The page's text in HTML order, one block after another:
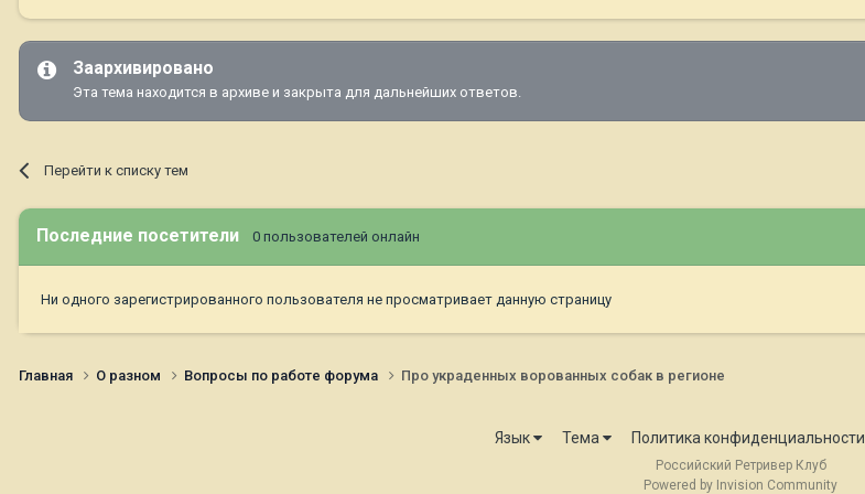
Заархивировано
Эта тема находится в архиве и закрыта для дальнейших ответов.
Перейти к списку тем
Последние посетители 0 пользователей онлайн
Ни одного зарегистрированного пользователя не просматривает данную страницу
Главная О разном Вопросы по работе форума Про украденных ворованных собак в регионе
Язык Тема Политика конфиденциальности
Российский Ретривер Клуб
Powered by Invision Community